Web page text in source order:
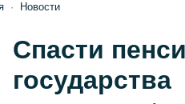
Новости
Спасти
государства